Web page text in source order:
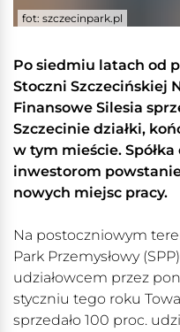
fot: szczecinpark.pl
Po siedmiu latach od
Stoczni Szczecińskiej
Finansowe Silesia
Szczecinie działki,
w tym mieście.
inwestorom
nowych miejsc pracy.
Na postoczniowym
Park Przemysłowy
udziałowcem przez
styczniu tego roku
sprzedało 100 proc.